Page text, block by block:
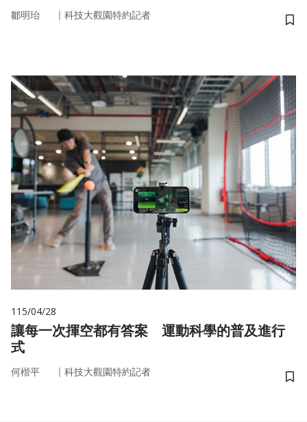
鄒明珆 ｜ 科技大觀園特約記者
儲
115/04/28
讓每一次揮空都有答案 運動科學的普及進行
式
何楷平 ｜ 科技大觀園特約記者
儲